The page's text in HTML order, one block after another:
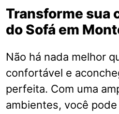
Transforme sua
do Sofá em
Não há nada melhor
confortável e
perfeita. Com uma
ambientes, você